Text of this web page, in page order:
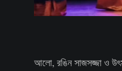
আলো, রঙিন সাজসজ্জা ও